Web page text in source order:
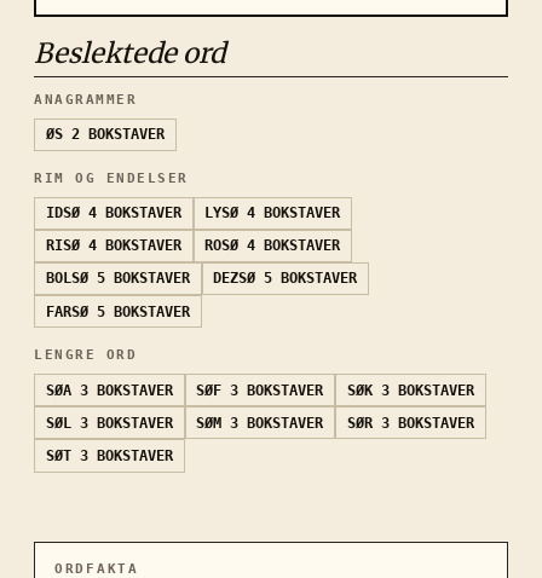
Beslektede ord
ANAGRAMMER
ØS 2 BOKSTAVER
RIM OG ENDELSER
IDSØ 4 BOKSTAVER LYSØ 4 BOKSTAVER
RISØ 4 BOKSTAVER ROSØ 4 BOKSTAVER
BOLSØ 5 BOKSTAVER DEZSØ 5 BOKSTAVER
FARSØ 5 BOKSTAVER
LENGRE ORD
SØA 3 BOKSTAVER SØF 3 BOKSTAVER SØK 3 BOKSTAVER
SØL 3 BOKSTAVER SØM 3 BOKSTAVER SØR 3 BOKSTAVER
SØT 3 BOKSTAVER
ORDFAKTA